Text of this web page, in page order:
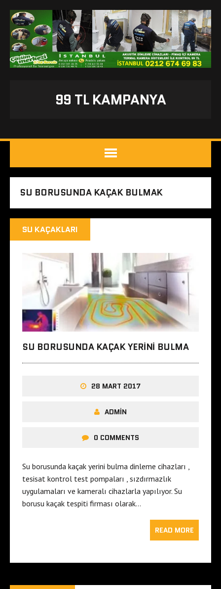
99 TL KAMPANYA
SU BORUSUNDA KAÇAK BULMAK
SU KAÇAKLARI
SU BORUSUNDA KAÇAK YERINI BULMA
28 MART 2017
ADMIN
0 COMMENTS
Su borusunda kaçak yerini bulma dinleme cihazları ,
tesisat kontrol test pompaları , sızdırmazlık
uygulamaları ve kameralı cihazlarla yapılıyor. Su
borusu kaçak tespiti firması olarak…
READ MORE